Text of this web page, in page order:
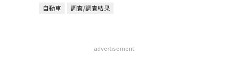
自動車
調査/調査結果
advertisement